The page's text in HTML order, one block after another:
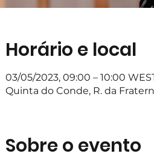
Horário e local
03/05/2023, 09:00 – 10:00
Quinta do Conde, R. da
Sobre o evento